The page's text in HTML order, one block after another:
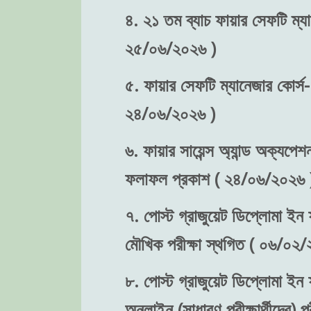
৪. ২১ তম ব্যাচ ফায়ার সেফটি
২৫/০৬/২০২৬ )
৫. ফায়ার সেফটি ম্যানেজার
২৪/০৬/২০২৬ )
৬. ফায়ার সায়েন্স অ্যান্ড
ফলাফল প্রকাশ ( ২৪/০৬/২০২৬
৭. পোস্ট গ্রাজুয়েট ডিপ্লোমা ইন
মৌখিক পরীক্ষা স্থগিত ( ০৬/
৮. পোস্ট গ্রাজুয়েট ডিপ্লোমা ইন